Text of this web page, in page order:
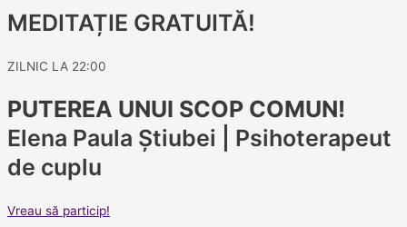
MEDITAȚIE GRATUITĂ!
ZILNIC LA 22:00
PUTEREA UNUI SCOP COMUN!
Elena Paula Știubei | Psihoterapeut
de cuplu
Vreau să particip!